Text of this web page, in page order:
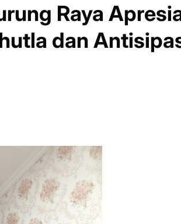
Raya
dan